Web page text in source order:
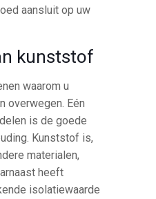
aansluit op uw
kunststof
waarom u
overwegen. Eén
is de goede
Kunststof is,
materialen,
heeft
isolatiewaarde